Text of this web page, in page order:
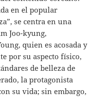
en el popular
se centra en una
Joo-kyung,
quien es acosada y
por su aspecto físico,
de belleza de
la protagonista
su vida; sin embargo,